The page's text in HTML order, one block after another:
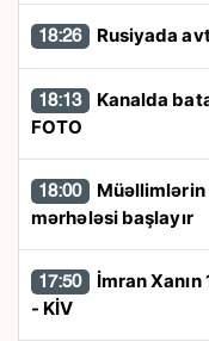
18:26 Rusiyada
18:13
FOTO
18:00
mərhələsi başlayır
17:50
- KİV